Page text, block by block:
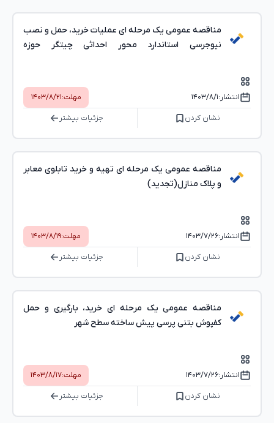
مناقصه عمومی یک مرحله ای عملیات خرید، حمل و نصب
نیوجرسی استاندارد محور احداثی چیتگر حوزه
انتشار:۱۴۰۳/۸/۱ مهلت:۱۴۰۳/۸/۲۱
نشان کردن جزئیات بیشتر
مناقصه عمومی یک مرحله ای تهیه و خرید تابلوی معابر
و پلاک منازل(تجدید)
انتشار:۱۴۰۳/۷/۲۶ مهلت:۱۴۰۳/۸/۱۹
نشان کردن جزئیات بیشتر
مناقصه عمومی یک مرحله ای خرید، بارگیری و حمل
کفپوش بتنی پرسی پیش ساخته سطح شهر
انتشار:۱۴۰۳/۷/۲۶ مهلت:۱۴۰۳/۸/۱۷
نشان کردن جزئیات بیشتر